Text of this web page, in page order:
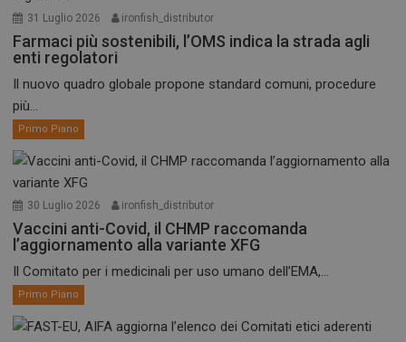
31 Luglio 2026 ironfish_distributor
Farmaci più sostenibili, l’OMS indica la strada agli
enti regolatori
Il nuovo quadro globale propone standard comuni, procedure
più...
Primo Piano
30 Luglio 2026 ironfish_distributor
Vaccini anti-Covid, il CHMP raccomanda
l’aggiornamento alla variante XFG
Il Comitato per i medicinali per uso umano dell’EMA,...
Primo Piano